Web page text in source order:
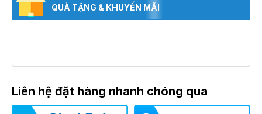
QUÀ TẶNG & KHUYẾN MÃI
Liên hệ đặt hàng nhanh chóng qua